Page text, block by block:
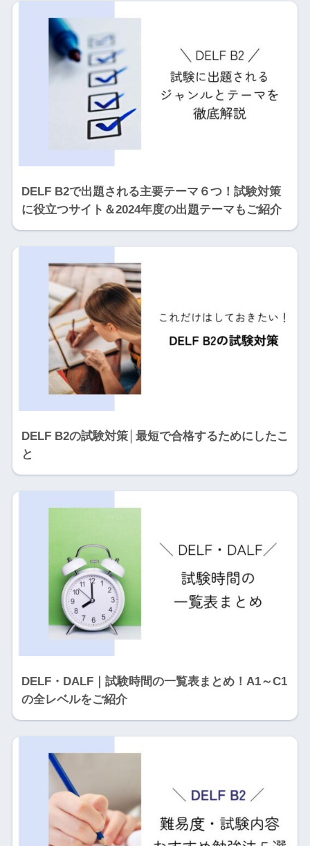
DELF B2で出題される主要テーマ６つ！試験対策
に役立つサイト＆2024年度の出題テーマもご紹介
DELF B2の試験対策│最短で合格するためにしたこ
と
DELF・DALF｜試験時間の一覧表まとめ！A1～C1
の全レベルをご紹介